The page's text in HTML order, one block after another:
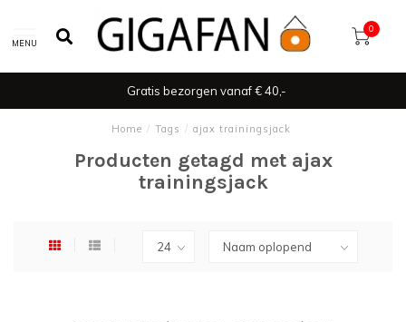
MENU
0
Gratis bezorgen vanaf € 40,-
Home / Tags / ajax trainingsjack
Producten getagd met ajax
trainingsjack